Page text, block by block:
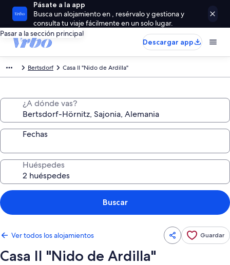
Pásate a la app
Busca un alojamiento en , resérvalo y gestiona y
consulta tu viaje fácilmente en un solo lugar.
Pasar a la sección principal
Descargar app
Bertsdorf Casa II "Nido de Ardilla"
¿A dónde vas?
Fechas
Huéspedes
Buscar
Ver todos los alojamientos Guardar
Casa II "Nido de Ardilla"